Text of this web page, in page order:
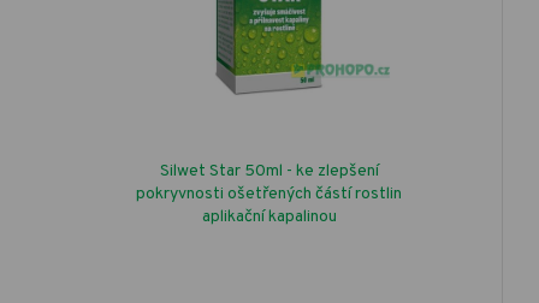
Silwet Star 50ml - ke zlepšení
pokryvnosti ošetřených částí rostlin
aplikační kapalinou